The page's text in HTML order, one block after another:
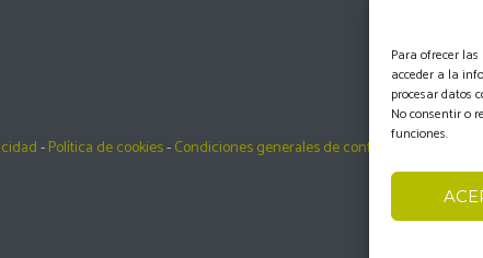
Para ofrecer
acceder a la
procesar datos
No consentir o
funciones.
-Política de cookies-Condiciones generales de contratación